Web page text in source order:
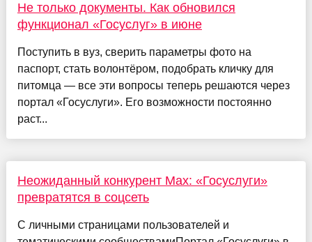
Не только документы. Как обновился
функционал «Госуслуг» в июне
Поступить в вуз, сверить параметры фото на
паспорт, стать волонтёром, подобрать кличку для
питомца — все эти вопросы теперь решаются через
портал «Госуслуги». Его возможности постоянно
раст...
Неожиданный конкурент Max: «Госуслуги»
превратятся в соцсеть
С личными страницами пользователей и